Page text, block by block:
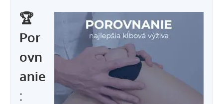
🏆
Por
ovn
anie
: